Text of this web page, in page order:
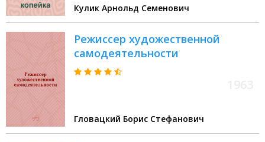
Кулик Арнольд Семенович
Режиссер художественной
самодеятельности
Гловацкий Борис Стефанович